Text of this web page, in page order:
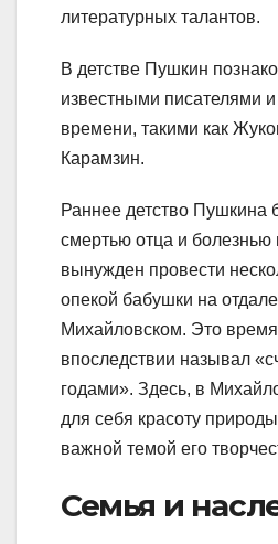
литературных талантов.
В детстве Пушкин
известными писателями
времени, такими как
Карамзин.
Раннее детство Пушкина
смертью отца и
вынужден провести
опекой бабушки на
Михайловском. Это
впоследствии называл
годами». Здесь, в
для себя красоту
важной темой его
Семья и